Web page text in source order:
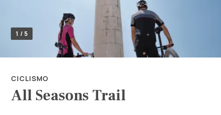
Destino
Información
1 / 5
CICLISMO
All Seasons Trail